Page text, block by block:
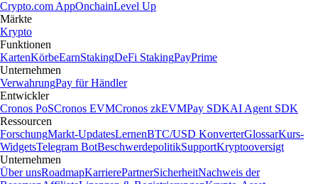
Crypto.com AppOnchainLevel Up
Märkte
Krypto
Funktionen
KartenKörbeEarnStakingDeFi StakingPayPrime
Unternehmen
VerwahrungPay für Händler
Entwickler
Cronos PoSCronos EVMCronos zkEVMPay SDKAI Agent SDK
Ressourcen
ForschungMarkt-UpdatesLernenBTC/USD KonverterGlossarKurs-
WidgetsTelegram BotBeschwerdepolitikSupportKryptooversigt
Unternehmen
Über unsRoadmapKarrierePartnerSicherheitNachweis der